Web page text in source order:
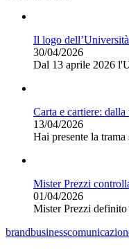
Il logo
30/04/2026
Dal 13 aprile 2026
Carta e cartiere:
13/04/2026
Hai presente la trama
Mister Prezzi
01/04/2026
Mister Prezzi
brandbusiness